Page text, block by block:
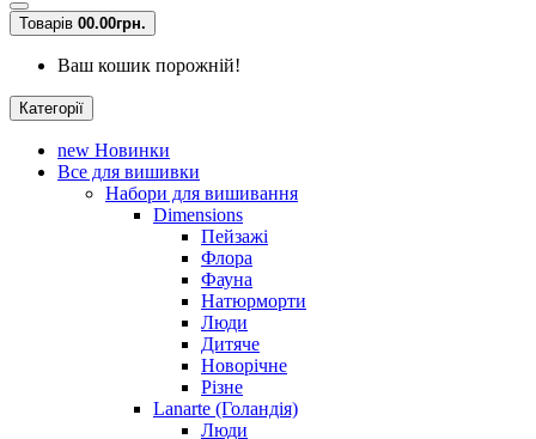
Товарів 00.00грн.
Ваш кошик порожній!
Категорії
new Новинки
Все для вишивки
Набори для вишивання
Dimensions
Пейзажі
Флора
Фауна
Натюрморти
Люди
Дитяче
Новорічне
Різне
Lanarte (Голандія)
Люди